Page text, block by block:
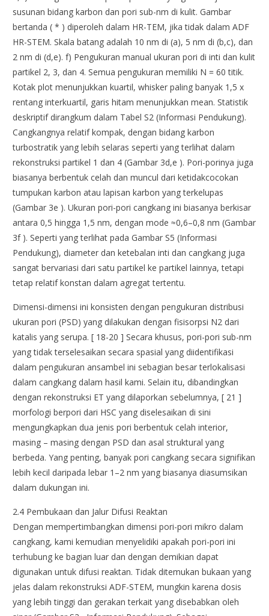
susunan bidang karbon dan pori sub-nm di kulit. Gambar
bertanda ( * ) diperoleh dalam HR-TEM, jika tidak dalam ADF
HR-STEM. Skala batang adalah 10 nm di (a), 5 nm di (b,c), dan
2 nm di (d,e). f) Pengukuran manual ukuran pori di inti dan kulit
partikel 2, 3, dan 4. Semua pengukuran memiliki N = 60 titik.
Kotak plot menunjukkan kuartil, whisker paling banyak 1,5 x
rentang interkuartil, garis hitam menunjukkan mean. Statistik
deskriptif dirangkum dalam Tabel S2 (Informasi Pendukung).
Cangkangnya relatif kompak, dengan bidang karbon
turbostratik yang lebih selaras seperti yang terlihat dalam
rekonstruksi partikel 1 dan 4 (Gambar 3d,e ). Pori-porinya juga
biasanya berbentuk celah dan muncul dari ketidakcocokan
tumpukan karbon atau lapisan karbon yang terkelupas
(Gambar 3e ). Ukuran pori-pori cangkang ini biasanya berkisar
antara 0,5 hingga 1,5 nm, dengan mode ≈0,6–0,8 nm (Gambar
3f ). Seperti yang terlihat pada Gambar S5 (Informasi
Pendukung), diameter dan ketebalan inti dan cangkang juga
sangat bervariasi dari satu partikel ke partikel lainnya, tetapi
tetap relatif konstan dalam agregat tertentu.
Dimensi-dimensi ini konsisten dengan pengukuran distribusi
ukuran pori (PSD) yang dilakukan dengan fisisorpsi N2 dari
katalis yang serupa. [ 18-20 ] Secara khusus, pori-pori sub-nm
yang tidak terselesaikan secara spasial yang diidentifikasi
dalam pengukuran ansambel ini sebagian besar terlokalisasi
dalam cangkang dalam hasil kami. Selain itu, dibandingkan
dengan rekonstruksi ET yang dilaporkan sebelumnya, [ 21 ]
morfologi berpori dari HSC yang diselesaikan di sini
mengungkapkan dua jenis pori berbentuk celah interior,
masing – masing dengan PSD dan asal struktural yang
berbeda. Yang penting, banyak pori cangkang secara signifikan
lebih kecil daripada lebar 1–2 nm yang biasanya diasumsikan
dalam dukungan ini.
2.4 Pembukaan dan Jalur Difusi Reaktan
Dengan mempertimbangkan dimensi pori-pori mikro dalam
cangkang, kami kemudian menyelidiki apakah pori-pori ini
terhubung ke bagian luar dan dengan demikian dapat
digunakan untuk difusi reaktan. Tidak ditemukan bukaan yang
jelas dalam rekonstruksi ADF-STEM, mungkin karena dosis
yang lebih tinggi dan gerakan terkait yang disebabkan oleh